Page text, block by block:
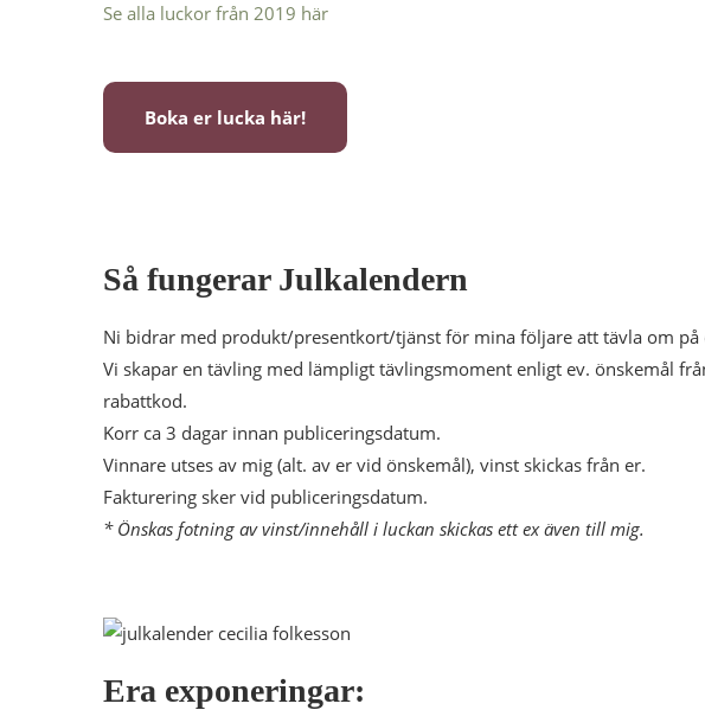
Se alla luckor från 2019 här
Boka er lucka här!
Så fungerar Julkalendern
Ni bidrar med produkt/presentkort/tjänst för mina följare att tävla om på
Vi skapar en tävling med lämpligt tävlingsmoment enligt ev. önskemål
rabattkod.
Korr ca 3 dagar innan publiceringsdatum.
Vinnare utses av mig (alt. av er vid önskemål), vinst skickas från er.
Fakturering sker vid publiceringsdatum.
* Önskas fotning av vinst/innehåll i luckan skickas ett ex även till mig.
Era exponeringar: